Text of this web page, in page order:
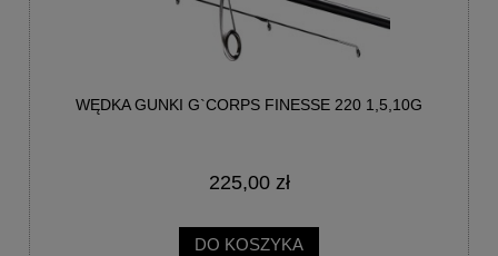
WĘDKA GUNKI G`CORPS FINESSE 220 1,5,10G
225,00 zł
DO KOSZYKA